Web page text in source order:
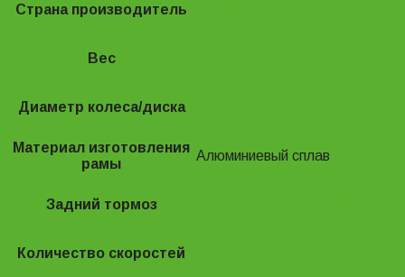
Страна производитель
Вес
Диаметр колеса/диска
Материал изготовления
рамы
Алюминиевый сплав
Задний тормоз
Количество скоростей